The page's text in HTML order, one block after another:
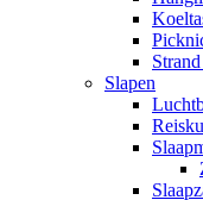
Slapen